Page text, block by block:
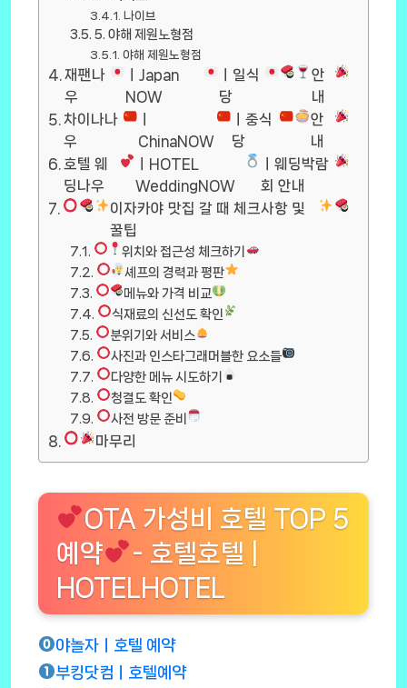
나이브
5. 야해 제원노형점
야해 제원노형점
재팬나
우
ㅣJapan
NOW
ㅣ일식
당
안
내
차이나나
우
ChinaNOW
ㅣ중식
당
안
내
호텔 웨
딩나우
ㅣHOTEL
WeddingNOW
ㅣ웨딩박람
회 안내
이자카야 맛집 갈 때 체크사항 및
꿀팁
위치와 접근성 체크하기
셰프의 경력과 평판
메뉴와 가격 비교
식재료의 신선도 확인
분위기와 서비스
사진과 인스타그래머블한 요소들
다양한 메뉴 시도하기
청결도 확인
사전 방문 준비
마무리
OTA 가성비 호텔 TOP 5
예약
- 호텔호텔 |
HOTELHOTEL
야놀자ㅣ호텔 예약
부킹닷컴ㅣ호텔예약